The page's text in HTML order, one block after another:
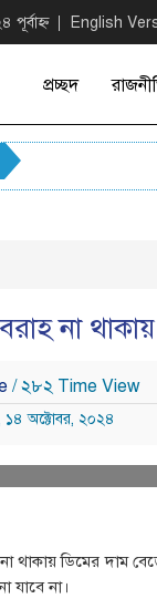
English
প্রচ্ছদ
না
/ ২৮২ Time View
অক্টোবর, ২০২৪
থাকায় ডিমের দাম
যাবে না।